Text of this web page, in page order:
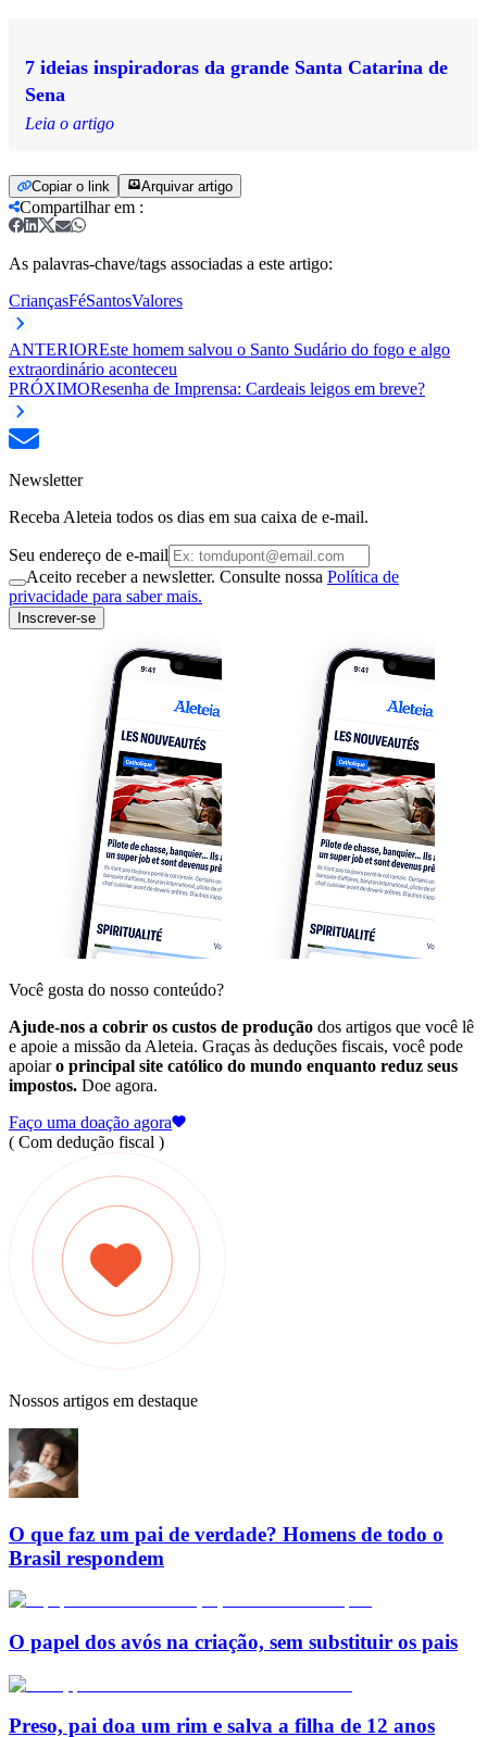
7 ideias inspiradoras da grande Santa Catarina de
Sena
Leia o artigo
Copiar o link Arquivar artigo
Compartilhar em :
As palavras-chave/tags associadas a este artigo:
CriançasFéSantosValores
ANTERIOREste homem salvou o Santo Sudário do fogo e algo
extraordinário aconteceu
PRÓXIMOResenha de Imprensa: Cardeais leigos em breve?
Newsletter
Receba Aleteia todos os dias em sua caixa de e-mail.
Seu endereço de e-mail
Aceito receber a newsletter. Consulte nossa Política de
privacidade para saber mais.
Inscrever-se
Você gosta do nosso conteúdo?
Ajude-nos a cobrir os custos de produção dos artigos que você lê
e apoie a missão da Aleteia. Graças às deduções fiscais, você pode
apoiaro principal site católico do mundo enquanto reduz seus
impostos. Doe agora.
Faço uma doação agora
( Com dedução fiscal )
Nossos artigos em destaque
O que faz um pai de verdade? Homens de todo o
Brasil respondem
O papel dos avós na criação, sem substituir os pais
Preso, pai doa um rim e salva a filha de 12 anos